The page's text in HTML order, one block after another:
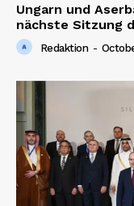
Ungarn und
nächste Sitzung
Redaktion -